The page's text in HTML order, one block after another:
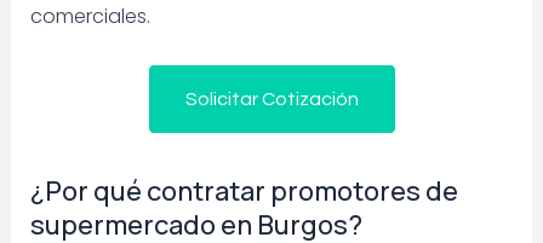
comerciales.
Solicitar Cotización
¿Por qué contratar promotores de
supermercado en Burgos?